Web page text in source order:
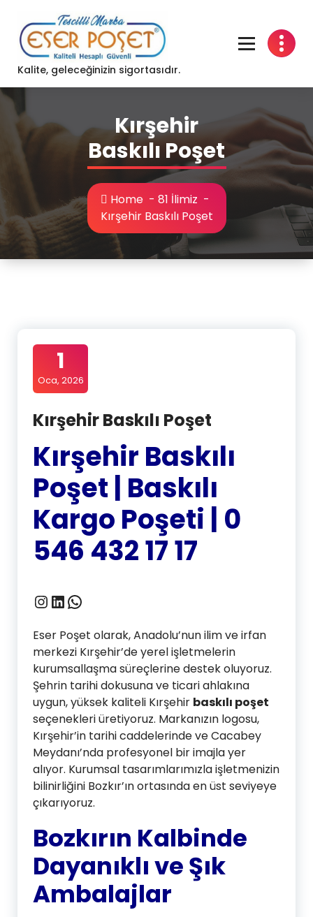
content
Kalite, geleceğinizin sigortasıdır.
Kırşehir
Baskılı Poşet
Home - 81 İlimiz -
Kırşehir Baskılı Poşet
1
Oca, 2026
Kırşehir Baskılı Poşet
Kırşehir Baskılı
Poşet | Baskılı
Kargo Poşeti | 0
546 432 17 17
Instagram
LinkedIn
WhatsApp
Eser Poşet olarak, Anadolu’nun ilim ve irfan
merkezi Kırşehir’de yerel işletmelerin
kurumsallaşma süreçlerine destek oluyoruz.
Şehrin tarihi dokusuna ve ticari ahlakına
uygun, yüksek kaliteli Kırşehir baskılı poşet
seçenekleri üretiyoruz. Markanızın logosu,
Kırşehir’in tarihi caddelerinde ve Cacabey
Meydanı’nda profesyonel bir imajla yer
alıyor. Kurumsal tasarımlarımızla işletmenizin
bilinirliğini Bozkır’ın ortasında en üst seviyeye
çıkarıyoruz.
Bozkırın Kalbinde
Dayanıklı ve Şık
Ambalajlar